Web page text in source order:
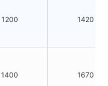
1200 1420
1400 1670